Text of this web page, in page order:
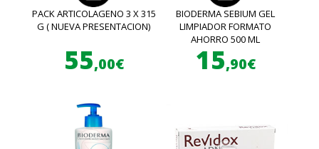
PACK ARTICOLAGENO 3 X 315
G ( NUEVA PRESENTACION)
55,00€
BIODERMA SEBIUM GEL
LIMPIADOR FORMATO
AHORRO 500 ML
15,90€